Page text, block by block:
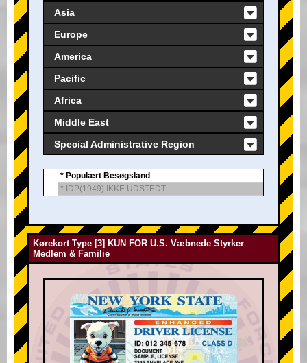
Asia
Europe
America
Pacific
Africa
Middle East
Special Administrative Region
* Populært Besøgsland
* IDP(1949) IKKE UDSTEDT
Kørekort Type [3] KUN FOR U.S. Væbnede Styrker
Medlem & Familie